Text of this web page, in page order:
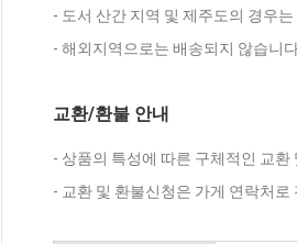
- 도서 산간 지역 및 제주도의 경우
- 해외지역으로는 배송되지 않습니
교환/환불 안내
- 상품의 특성에 따른 구체적인 교
- 교환 및 환불신청은 가게 연락처